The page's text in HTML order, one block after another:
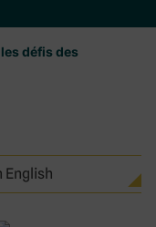
défis des
English